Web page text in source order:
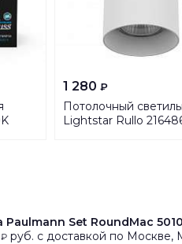
1 280 ₽
Потолочный
Lightstar Rullo
Paulmann Set RoundMac
₽руб. с доставкой по Москве,